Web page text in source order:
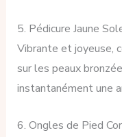
5. Pédicure Jaune
Vibrante et joyeuse,
sur les peaux
instantanément une
6. Ongles de Pied